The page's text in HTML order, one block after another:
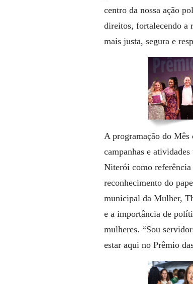
centro da nossa ação
direitos, fortalecendo a
mais justa, segura e
A programação do Mês
campanhas e
Niterói como
reconhecimento do
municipal da Mulher,
e a importância de
mulheres. “Sou
estar aqui no Prêmio